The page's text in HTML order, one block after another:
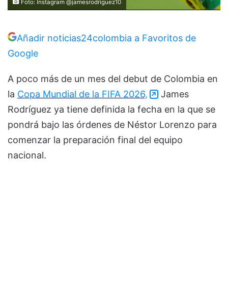
Foto: Instagram @jamesrodriguez10
Añadir noticias24colombia a Favoritos de
Google
A poco más de un mes del debut de Colombia en
la Copa Mundial de la FIFA 2026,
James
Rodríguez ya tiene definida la fecha en la que se
pondrá bajo las órdenes de Néstor Lorenzo para
comenzar la preparación final del equipo
nacional.